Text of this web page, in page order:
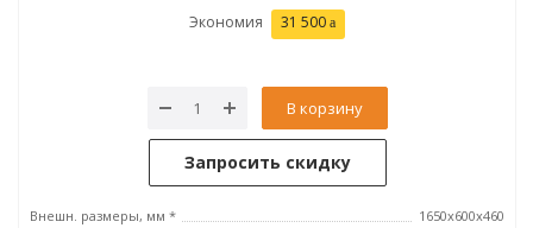
Экономия 31 500
В корзину
Запросить скидку
Внешн. размеры, мм *
1650х600х460